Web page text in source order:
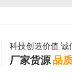
科技创造价值 诚
厂家货源 品